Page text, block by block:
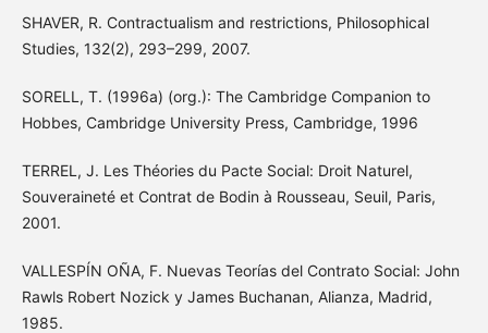
SHAVER, R. Contractualism and restrictions, Philosophical
Studies, 132(2), 293–299, 2007.
SORELL, T. (1996a) (org.): The Cambridge Companion to
Hobbes, Cambridge University Press, Cambridge, 1996
TERREL, J. Les Théories du Pacte Social: Droit Naturel,
Souveraineté et Contrat de Bodin à Rousseau, Seuil, Paris,
2001.
VALLESPÍN OÑA, F. Nuevas Teorías del Contrato Social: John
Rawls Robert Nozick y James Buchanan, Alianza, Madrid,
1985.